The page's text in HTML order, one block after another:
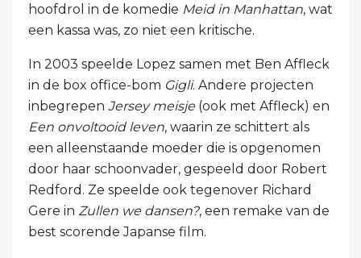
hoofdrol in de komedie Meid in Manhattan, wat
een kassa was, zo niet een kritische.
In 2003 speelde Lopez samen met Ben Affleck
in de box office-bom Gigli. Andere projecten
inbegrepen Jersey meisje(ook met Affleck) en
Een onvoltooid leven, waarin ze schittert als
een alleenstaande moeder die is opgenomen
door haar schoonvader, gespeeld door Robert
Redford. Ze speelde ook tegenover Richard
Gere in Zullen we dansen?, een remake van de
best scorende Japanse film.